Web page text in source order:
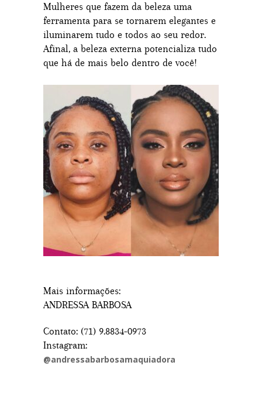
Mulheres que fazem da beleza uma
ferramenta para se tornarem elegantes e
iluminarem tudo e todos ao seu redor.
Afinal, a beleza externa potencializa tudo
que há de mais belo dentro de você!
Mais informações:
ANDRESSA BARBOSA
Contato: (71) 9.8834-0973
Instagram:
@andressabarbosamaquiadora